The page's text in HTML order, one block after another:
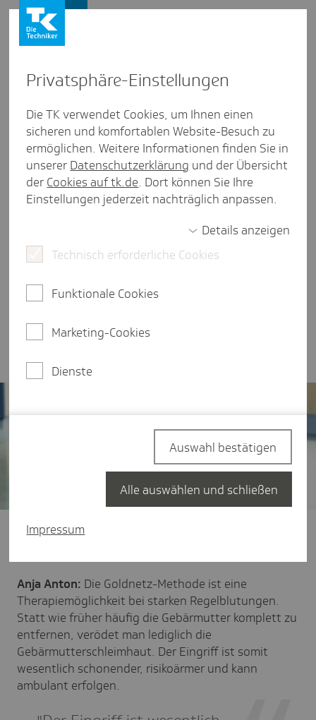
Fach­ärztin Anja Anton über die
Gold­netz-Methode
Inter­view aus Meck­len­burg-Vorpom­mern
Die Fachärztin für Frauenheilkunde und
Behandlung zur Entfernung der
Dies ist eine alternative Therapieoption für einen
Presse und Politik Ambulante Versorgung
TK:Frau Anton, bitte erklären Sie, was verbirgt sich
Anja Anton: Die Goldnetz-Methode ist eine
Therapiemöglichkeit bei starken Regelblutungen.
Statt wie früher häufig die Gebärmutter komplett zu
entfernen, verödet man lediglich die
Gebärmutterschleimhaut. Der Eingriff ist somit
wesentlich schonender, risikoärmer und kann
ambulant erfolgen.
Privat­sphäre-Einstel­lungen
Die TK verwendet Cookies, um Ihnen einen
sicheren und komfortablen Website-Besuch zu
ermöglichen. Weitere Informationen finden Sie in
unserer Datenschutzerklärung und der Übersicht
der Cookies auf tk.de. Dort können Sie Ihre
Einstellungen jederzeit nachträglich anpassen.
Details anzeigen
Technisch erforderliche Cookies
Funktionale Cookies
Marketing-Cookies
Dienste
Impressum
Auswahl bestätigen
Alle auswählen und schließen